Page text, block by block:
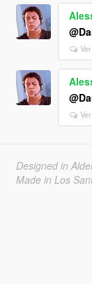
Designed in
Made in Los